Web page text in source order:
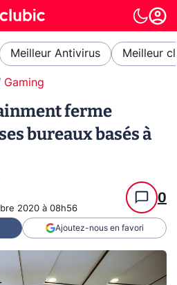
Meilleur Antivirus Meilleur
Gaming
ferme
bureaux basés à
2020 à 08h56
0
Ajoutez-nous en favori